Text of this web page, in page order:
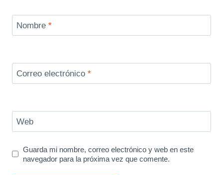
Nombre *
Correo electrónico *
Web
Guarda mi nombre, correo electrónico y web en este
navegador para la próxima vez que comente.